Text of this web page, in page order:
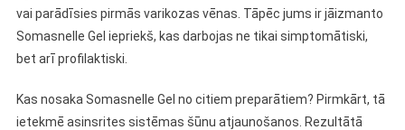
vai parādīsies pirmās varikozas vēnas. Tāpēc jums ir jāizmanto
Somasnelle Gel iepriekš, kas darbojas ne tikai simptomātiski,
bet arī profilaktiski.
Kas nosaka Somasnelle Gel no citiem preparātiem? Pirmkārt, tā
ietekmē asinsrites sistēmas šūnu atjaunošanos. Rezultātā